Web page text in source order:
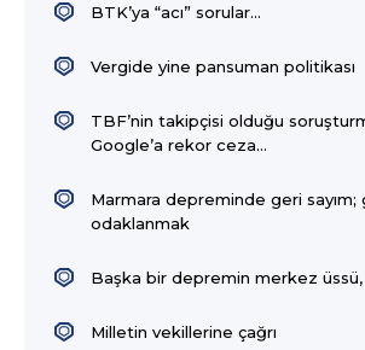
BTK’ya “acı” sorular...
Vergide yine pansuman politikası
TBF’nin takipçisi olduğu
Google’a rekor ceza…
Marmara depreminde geri
odaklanmak
Başka bir depremin merkez
Milletin vekillerine çağrı